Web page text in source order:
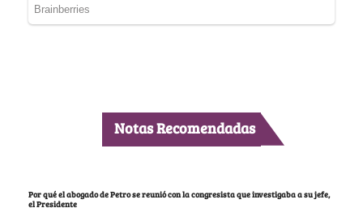
Notas Recomendadas
Por qué el abogado de Petro se reunió con la congresista que investigaba a su jefe,
el Presidente